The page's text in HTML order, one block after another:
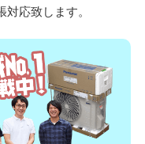
応致します。